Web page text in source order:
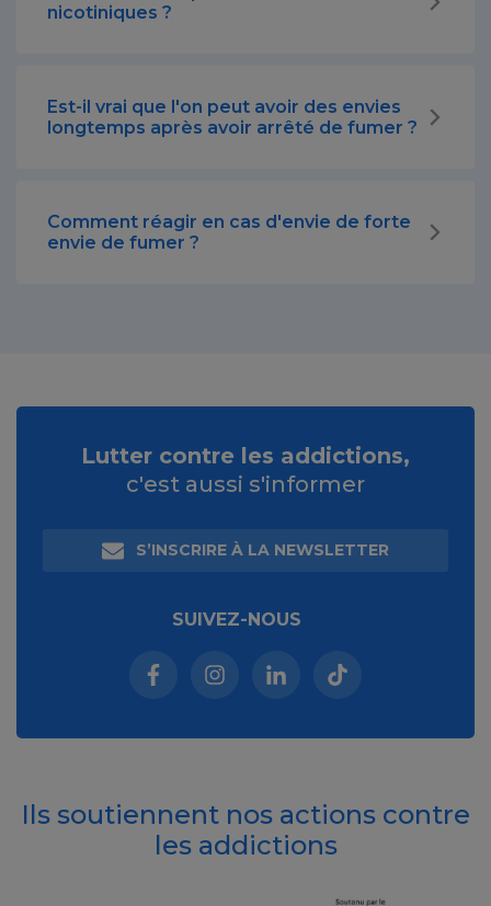
nicotiniques ?
Est-il vrai que l'on peut avoir des envies
longtemps après avoir arrêté de fumer ?
Comment réagir en cas d'envie de forte
envie de fumer ?
Lutter contre les addictions,
c'est aussi s'informer
S’INSCRIRE À LA NEWSLETTER
SUIVEZ-NOUS
Facebook (nouvelle fenêtre)
Instagram (nouvelle fenêtre)
Linkedin (nouvelle
Tiktok (nouvelle
Ils soutiennent nos actions contre
les addictions